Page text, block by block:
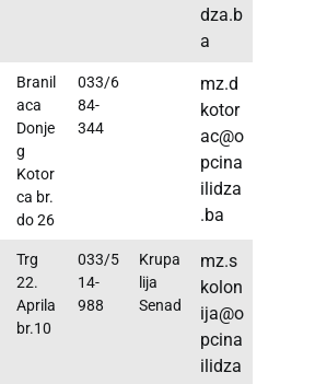
dza.b
a
Branil
aca
Donje
g
Kotor
ca br.
do 26
033/6
84-
344
mz.d
kotor
ac@o
pcina
ilidza
.ba
Trg
22.
Aprila
br.10
033/5
14-
988
Krupa
lija
Senad
mz.s
kolon
ija@o
pcina
ilidza